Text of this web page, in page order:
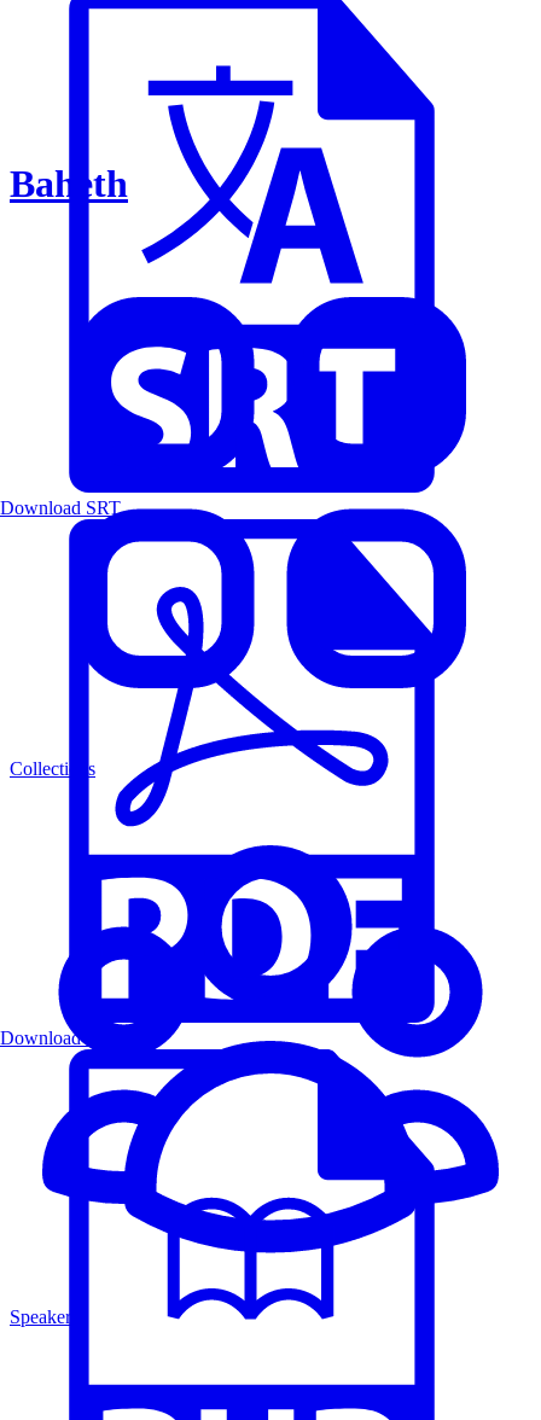
Baheth
Collections
Speakers
Download SRT
Download PDF